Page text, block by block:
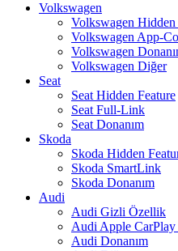
Volkswagen
Volkswagen Hidden
Volkswagen App-
Volkswagen
Volkswagen Diğer
Seat
Seat Hidden Feature
Seat Full-Link
Seat Donanım
Skoda
Skoda Hidden
Skoda SmartLink
Skoda Donanım
Audi
Audi Gizli Özellik
Audi Apple
Audi Donanım